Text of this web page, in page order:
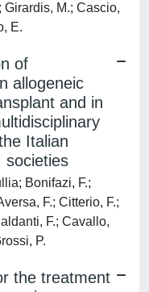
Girardis, M.; Cascio,
E.
of
allogeneic
and in
Italian
societies
Bonifazi, F.;
F.; Citterio, F.;
F.; Cavallo,
P.
the treatment